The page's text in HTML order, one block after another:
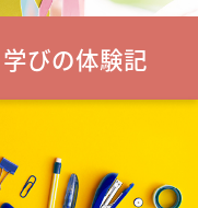
学びの体験記